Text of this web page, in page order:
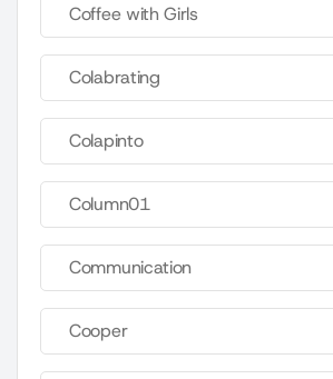
Coffee with Girls
Colabrating
Colapinto
Column01
Communication
Cooper